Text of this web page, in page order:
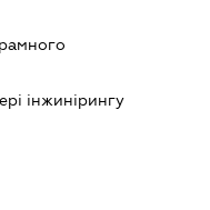
інжинірингу